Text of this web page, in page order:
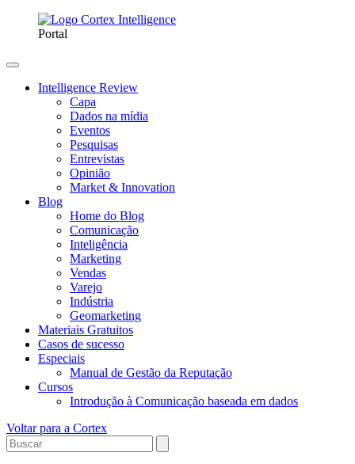
Portal
Intelligence Review
Capa
Dados na mídia
Eventos
Pesquisas
Entrevistas
Opinião
Market & Innovation
Blog
Home do Blog
Comunicação
Inteligência
Marketing
Vendas
Varejo
Indústria
Geomarketing
Materiais Gratuitos
Casos de sucesso
Especiais
Manual de Gestão da Reputação
Cursos
Introdução à Comunicação baseada em dados
Voltar para a Cortex